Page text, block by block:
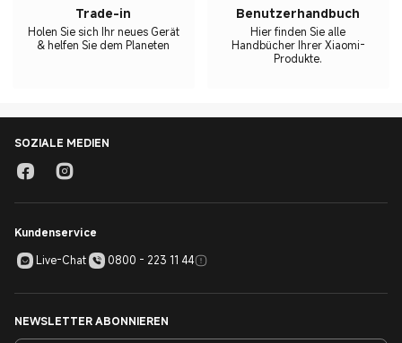
Trade-in
Holen Sie sich Ihr neues Gerät
& helfen Sie dem Planeten
Benutzerhandbuch
Hier finden Sie alle
Handbücher Ihrer Xiaomi-
Produkte.
SOZIALE MEDIEN
Kundenservice
Live-Chat
0800 - 223 11 44
NEWSLETTER ABONNIEREN